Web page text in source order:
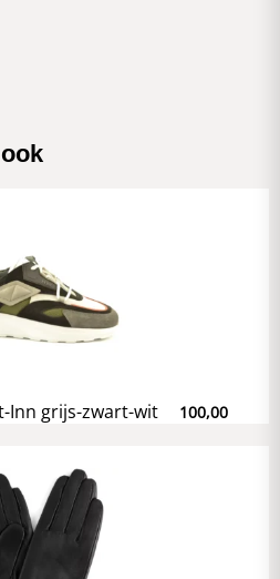
Inn grijs-zwart-wit 100,00